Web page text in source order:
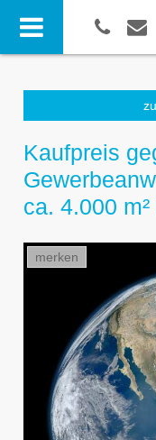
Kaufpreis
ca. 4.000
merken